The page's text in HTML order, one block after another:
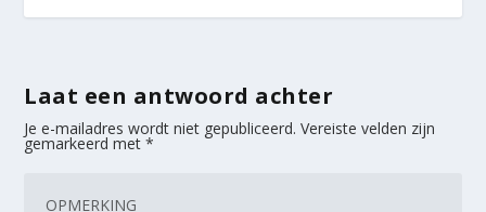
Laat een antwoord achter
Je e-mailadres wordt niet gepubliceerd. Vereiste velden zijn
gemarkeerd met*